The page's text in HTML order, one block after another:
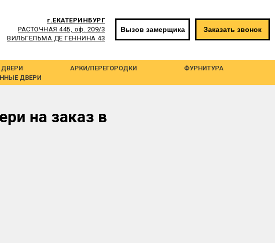
г.ЕКАТЕРИНБУРГ
РАСТОЧНАЯ 44Б, оф. 209/3
ВИЛЬГЕЛЬМА ДЕ ГЕННИНА 43
Заказать звонок
Вызов замерщика
АРКИ/ПЕРЕГОРОДКИ
ФУРНИТУРА
ДВЕРИ
на заказ в